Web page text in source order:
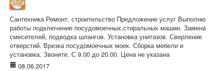
Сантехника Ремонт, строительство Предложение услуг Выполню
работы подключение посудомоечных,стиральных машин. Замена
смесителей, подводка шлангов. Установка унитазов. Сверление
отверстий. Врезка посудомоечных моек. Сборка мебели и
установка. Звоните. С 9.00 до 20.00. Цена не указана
08.06.2017